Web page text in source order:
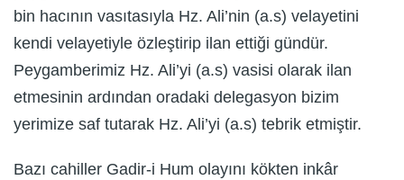
bin hacının vasıtasıyla Hz. Ali’nin (a.s) velayetini
kendi velayetiyle özleştirip ilan ettiği gündür.
Peygamberimiz Hz. Ali’yi (a.s) vasisi olarak ilan
etmesinin ardından oradaki delegasyon bizim
yerimize saf tutarak Hz. Ali’yi (a.s) tebrik etmiştir.
Bazı cahiller Gadir-i Hum olayını kökten inkâr